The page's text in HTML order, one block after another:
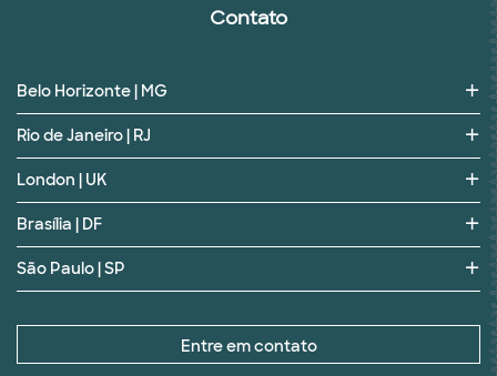
Contato
Belo Horizonte | MG
Rio de Janeiro | RJ
London | UK
Brasília | DF
São Paulo | SP
Entre em contato